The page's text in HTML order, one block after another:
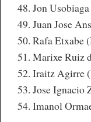
Jon
Juan Jose
Rafa Etxabe
Marixe Ruiz
Iraitz Agirre
Jose Ignacio
Imanol